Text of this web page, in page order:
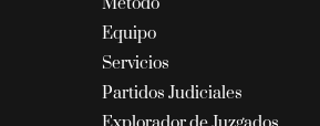
Equipo
Servicios
Partidos Judiciales